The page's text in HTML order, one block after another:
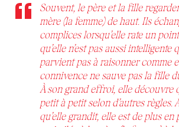
Souvent, le père et la fille
mère (la femme) de haut. Ils
complices lorsqu’elle rate un
qu’elle n’est pas aussi intelligente
parvient pas à raisonner comme
connivence ne sauve pas la fille
À son grand effroi, elle découvre
petit à petit selon d’autres règles.
qu’elle grandit, elle est de plus en